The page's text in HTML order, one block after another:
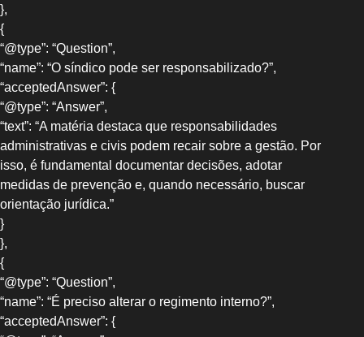
},
{
“@type”: “Question”,
“name”: “O síndico pode ser responsabilizado?”,
“acceptedAnswer”: {
“@type”: “Answer”,
“text”: “A matéria destaca que responsabilidades
administrativas e civis podem recair sobre a gestão. Por
isso, é fundamental documentar decisões, adotar
medidas de prevenção e, quando necessário, buscar
orientação jurídica.”
}
},
{
“@type”: “Question”,
“name”: “É preciso alterar o regimento interno?”,
“acceptedAnswer”: {